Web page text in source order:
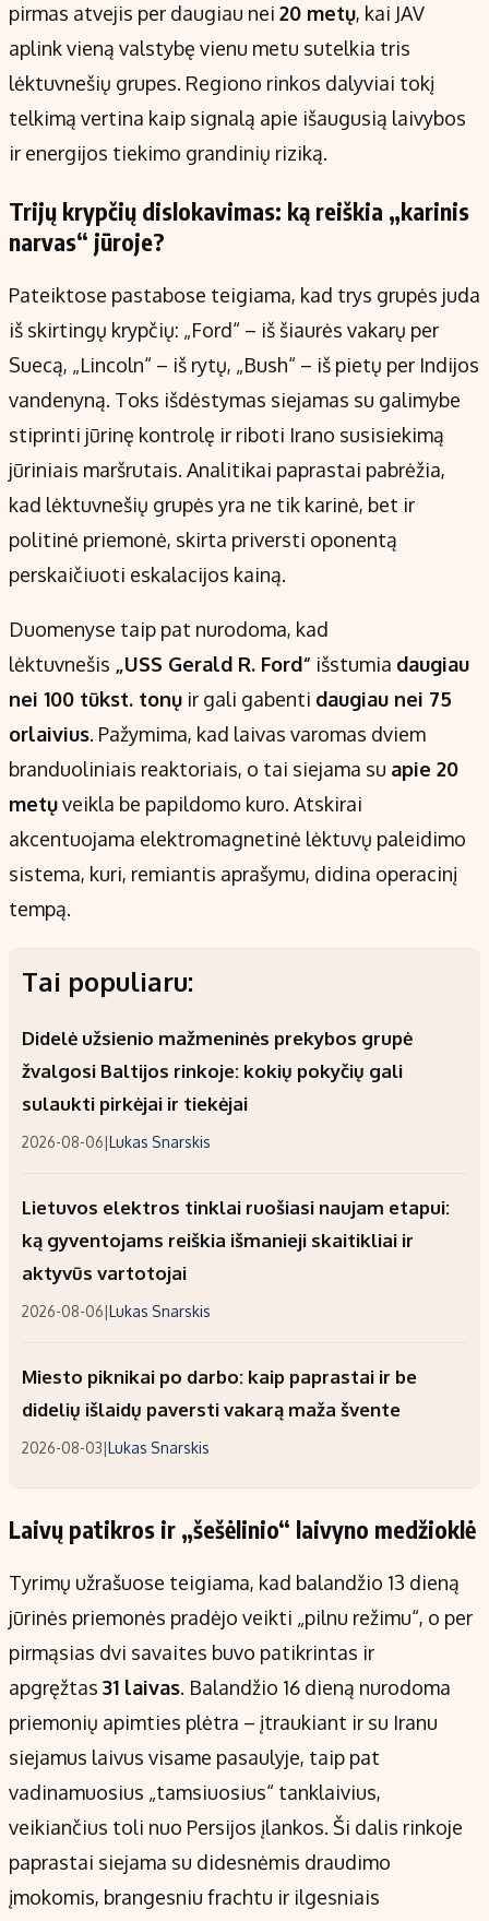
pirmas atvejis per daugiau nei 20 metų, kai JAV
aplink vieną valstybę vienu metu sutelkia tris
lėktuvnešių grupes. Regiono rinkos dalyviai tokį
telkimą vertina kaip signalą apie išaugusią laivybos
ir energijos tiekimo grandinių riziką.
Trijų krypčių dislokavimas: ką reiškia „karinis
narvas“ jūroje?
Pateiktose pastabose teigiama, kad trys grupės juda
iš skirtingų krypčių: „Ford“ – iš šiaurės vakarų per
Suecą, „Lincoln“ – iš rytų, „Bush“ – iš pietų per Indijos
vandenyną. Toks išdėstymas siejamas su galimybe
stiprinti jūrinę kontrolę ir riboti Irano susisiekimą
jūriniais maršrutais. Analitikai paprastai pabrėžia,
kad lėktuvnešių grupės yra ne tik karinė, bet ir
politinė priemonė, skirta priversti oponentą
perskaičiuoti eskalacijos kainą.
Duomenyse taip pat nurodoma, kad
lėktuvnešis „USS Gerald R. Ford“ išstumia daugiau
nei 100 tūkst. tonų ir gali gabenti daugiau nei 75
orlaivius. Pažymima, kad laivas varomas dviem
branduoliniais reaktoriais, o tai siejama su apie 20
metųveikla be papildomo kuro. Atskirai
akcentuojama elektromagnetinė lėktuvų paleidimo
sistema, kuri, remiantis aprašymu, didina operacinį
tempą.
Tai populiaru:
Didelė užsienio mažmeninės prekybos grupė
žvalgosi Baltijos rinkoje: kokių pokyčių gali
sulaukti pirkėjai ir tiekėjai
2026-08-06|Lukas Snarskis
Lietuvos elektros tinklai ruošiasi naujam etapui:
ką gyventojams reiškia išmanieji skaitikliai ir
aktyvūs vartotojai
2026-08-06|Lukas Snarskis
Miesto piknikai po darbo: kaip paprastai ir be
didelių išlaidų paversti vakarą maža švente
2026-08-03|Lukas Snarskis
Laivų patikros ir „šešėlinio“ laivyno medžioklė
Tyrimų užrašuose teigiama, kad balandžio 13 dieną
jūrinės priemonės pradėjo veikti „pilnu režimu“, o per
pirmąsias dvi savaites buvo patikrintas ir
apgręžtas 31 laivas. Balandžio 16 dieną nurodoma
priemonių apimties plėtra – įtraukiant ir su Iranu
siejamus laivus visame pasaulyje, taip pat
vadinamuosius „tamsiuosius“ tanklaivius,
veikiančius toli nuo Persijos įlankos. Ši dalis rinkoje
paprastai siejama su didesnėmis draudimo
įmokomis, brangesniu frachtu ir ilgesniais